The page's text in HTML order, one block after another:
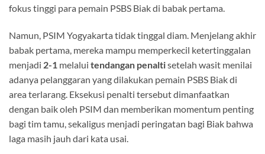
fokus tinggi para pemain PSBS Biak di babak pertama.
Namun, PSIM Yogyakarta tidak tinggal diam. Menjelang akhir
babak pertama, mereka mampu memperkecil ketertinggalan
menjadi 2-1 melalui tendangan penaltisetelah wasit menilai
adanya pelanggaran yang dilakukan pemain PSBS Biak di
area terlarang. Eksekusi penalti tersebut dimanfaatkan
dengan baik oleh PSIM dan memberikan momentum penting
bagi tim tamu, sekaligus menjadi peringatan bagi Biak bahwa
laga masih jauh dari kata usai.